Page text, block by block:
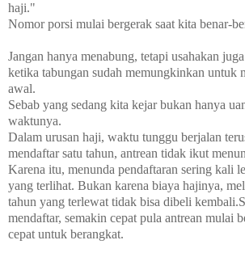
haji."
Nomor porsi mulai bergerak saat kita benar-
Jangan hanya menabung, tetapi usahakan
ketika tabungan sudah memungkinkan untuk
awal.
Sebab yang sedang kita kejar bukan hanya
waktunya.
Dalam urusan haji, waktu tunggu berjalan
mendaftar satu tahun, antrean tidak ikut
Karena itu, menunda pendaftaran sering kali
yang terlihat. Bukan karena biaya hajinya,
tahun yang terlewat tidak bisa dibeli
mendaftar, semakin cepat pula antrean mulai
cepat untuk berangkat.